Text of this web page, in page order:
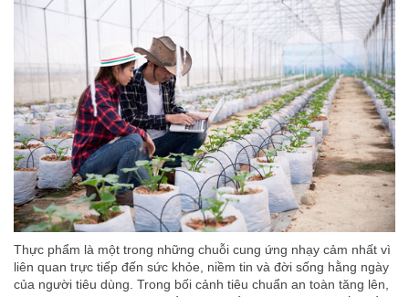
Thực phẩm là một trong những chuỗi cung ứng nhạy cảm nhất vì
liên quan trực tiếp đến sức khỏe, niềm tin và đời sống hằng ngày
của người tiêu dùng. Trong bối cảnh tiêu chuẩn an toàn tăng lên,